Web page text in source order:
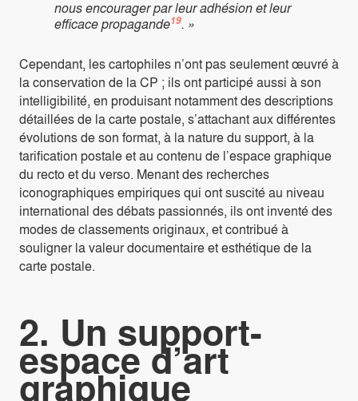
nous encourager par leur adhésion et leur
efficace propagande19. »
Cependant, les cartophiles n’ont pas seulement œuvré à
la conservation de la CP ; ils ont participé aussi à son
intelligibilité, en produisant notamment des descriptions
détaillées de la carte postale, s’attachant aux différentes
évolutions de son format, à la nature du support, à la
tarification postale et au contenu de l’espace graphique
du recto et du verso. Menant des recherches
iconographiques empiriques qui ont suscité au niveau
international des débats passionnés, ils ont inventé des
modes de classements originaux, et contribué à
souligner la valeur documentaire et esthétique de la
carte postale.
2. Un support-
espace d’art
graphique